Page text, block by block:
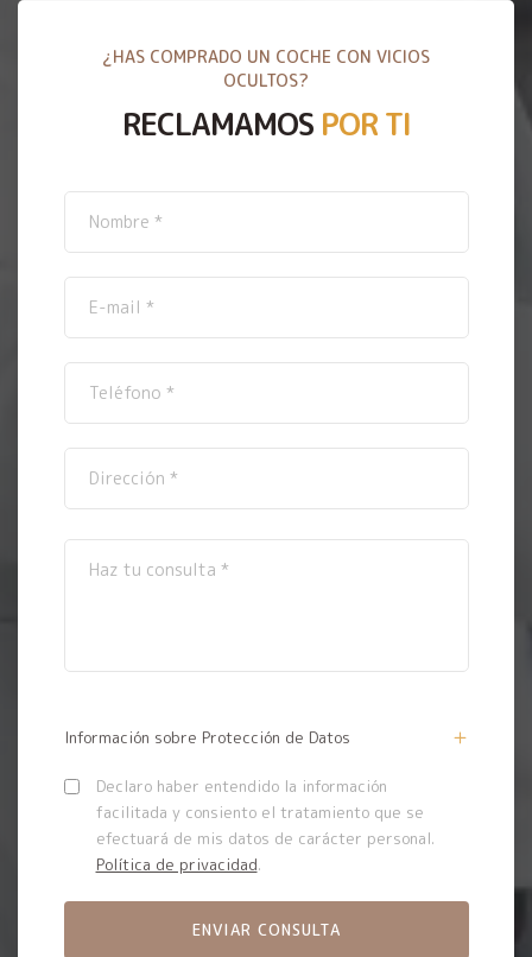
¿HAS COMPRADO UN COCHE CON VICIOS
OCULTOS?
RECLAMAMOS POR TI
Información sobre Protección de Datos
Declaro haber entendido la información
facilitada y consiento el tratamiento que se
efectuará de mis datos de carácter personal.
Política de privacidad.